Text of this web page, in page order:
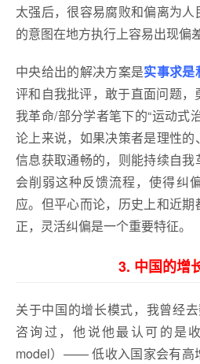
太强后，很容易腐败和偏离为
的意图在地方执行上容易出现偏差
中央给出的解决方案是实事求是
评和自我批评，敢于直面问题，
我革命/部分学者笔下的“运动式
论上来说，如果决策者是理性的
信息获取通畅的，则能持续自
会削弱这种反馈流程，使得纠
应。但平心而论，历史上和近
正，灵活纠偏是一个重要特征。
3. 中国的增
关于中国的增长模式，我曾经
咨询过，他说他最认可的是
model）—— 低收入国家会有高